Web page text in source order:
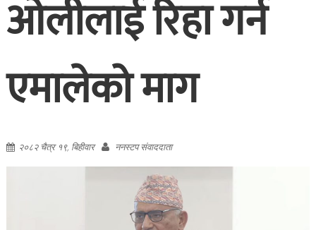
ओलीलाई रिहा गर्न
एमालेको माग
२०८२ चैत्र १९, बिहीवार ननस्टप संवाददाता